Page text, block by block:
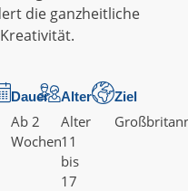
die ganzheitliche
Dauer
Ab 2
Wochen
Alter
Alter
11
bis
17
Ziel